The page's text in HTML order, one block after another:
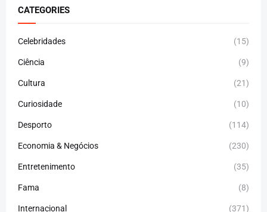
CATEGORIES
Celebridades (15)
Ciência (9)
Cultura (21)
Curiosidade (10)
Desporto (114)
Economia & Negócios (230)
Entretenimento (35)
Fama (8)
Internacional (371)